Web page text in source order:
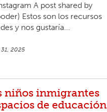
A post shared by
Estos son los recursos
y nos gustaría...
2025
niños inmigrantes
de educación